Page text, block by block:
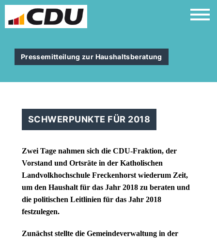
Pressemitteilung zur Haushaltsberatung
SCHWERPUNKTE FÜR 2018
Zwei Tage nahmen sich die CDU-Fraktion, der
Vorstand und Ortsräte in der Katholischen
Landvolkhochschule Freckenhorst wiederum Zeit,
um den Haushalt für das Jahr 2018 zu beraten und
die politischen Leitlinien für das Jahr 2018
festzulegen.
Zunächst stellte die Gemeindeverwaltung in der